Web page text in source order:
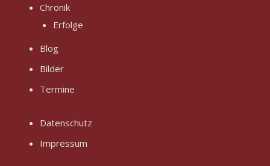
Chronik
Erfolge
Blog
Bilder
Termine
Datenschutz
Impressum